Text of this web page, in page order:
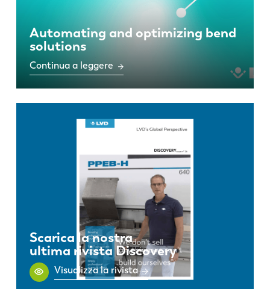
Automating and optimizing bend
solutions
Continua a leggere
Scarica la nostra
ultima rivista Discovery
Visualizza la rivista